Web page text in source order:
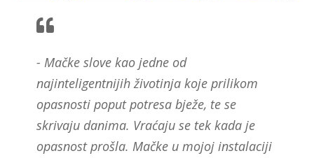
- Mačke slove kao jedne od
najinteligentnijih životinja koje prilikom
opasnosti poput potresa bježe, te se
skrivaju danima. Vraćaju se tek kada je
opasnost prošla. Mačke u mojoj instalaciji